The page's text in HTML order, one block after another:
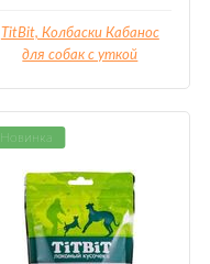
TitBit, Колбаски Кабанос
для собак с уткой
Новинка